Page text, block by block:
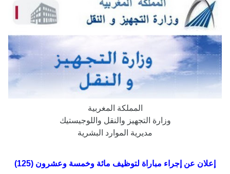
المملكة المغربية
وزارة التجهيز والنقل واللوجيستيك
مديرية الموارد البشرية
إعلان عن إجراء مباراة لتوظيف مائة وخمسة وعشرون (125)